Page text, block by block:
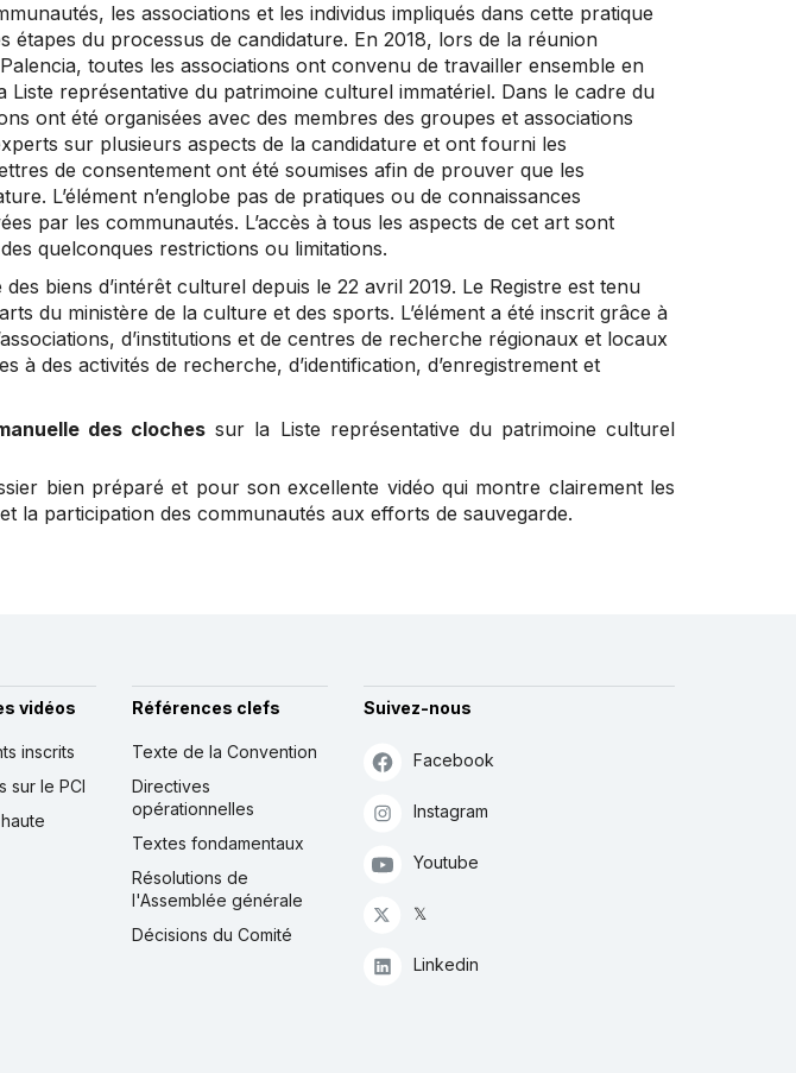
les associations et les individus impliqués dans cette pratique
étapes du processus de candidature. En 2018, lors de la réunion
toutes les associations ont convenu de travailler ensemble en
Liste représentative du patrimoine culturel immatériel. Dans le cadre du
ont été organisées avec des membres des groupes et associations
sur plusieurs aspects de la candidature et ont fourni les
de consentement ont été soumises afin de prouver que les
L’élément n’englobe pas de pratiques ou de connaissances
par les communautés. L’accès à tous les aspects de cet art sont
quelconques restrictions ou limitations.
biens d’intérêt culturel depuis le 22 avril 2019. Le Registre est tenu
du ministère de la culture et des sports. L’élément a été inscrit grâce à
d’institutions et de centres de recherche régionaux et locaux
à des activités de recherche, d’identification, d’enregistrement et
des cloches sur la Liste représentative du patrimoine culturel
bien préparé et pour son excellente vidéo qui montre clairement les
la participation des communautés aux efforts de sauvegarde.
vidéos
inscrits
sur le PCI
Références clefs
Texte de la Convention
Directives
opérationnelles
Textes fondamentaux
Résolutions de
l'Assemblée générale
Décisions du Comité
Suivez-nous
Facebook
Instagram
Youtube
𝕏
Linkedin